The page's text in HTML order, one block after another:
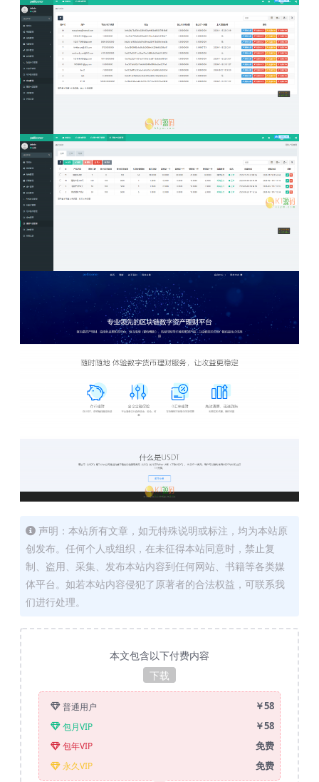
声明：本站所有文章，如无特殊说明或标注，均为本站原
创发布。任何个人或组织，在未征得本站同意时，禁止复
制、盗用、采集、发布本站内容到任何网站、书籍等各类媒
体平台。如若本站内容侵犯了原著者的合法权益，可联系我
们进行处理。
本文包含以下付费内容
下载
普通用户 ￥58
包月VIP ￥58
包年VIP 免费
永久VIP 免费